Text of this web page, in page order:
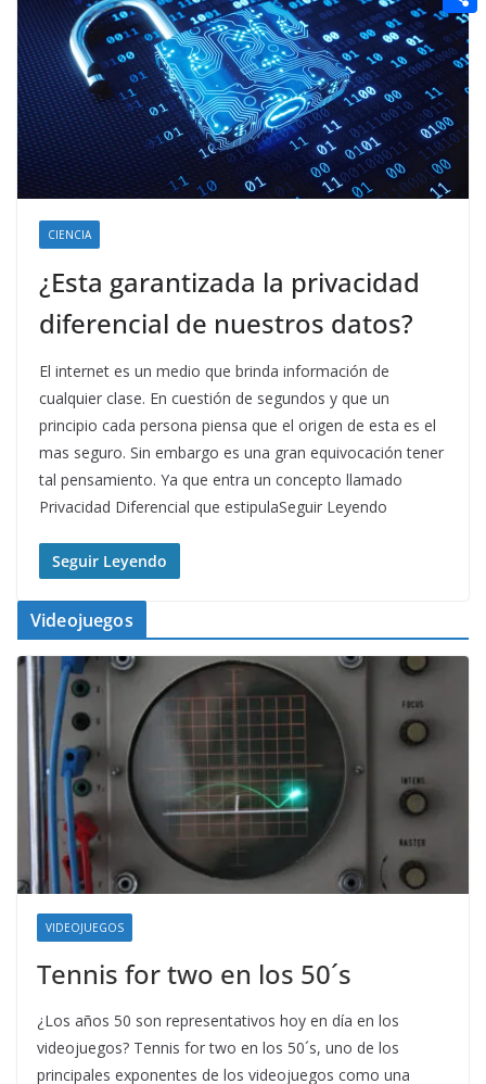
CIENCIA
¿Esta garantizada la privacidad
diferencial de nuestros datos?
El internet es un medio que brinda información de
cualquier clase. En cuestión de segundos y que un
principio cada persona piensa que el origen de esta es el
mas seguro. Sin embargo es una gran equivocación tener
tal pensamiento. Ya que entra un concepto llamado
Privacidad Diferencial que estipulaSeguir Leyendo
Seguir Leyendo
Videojuegos
VIDEOJUEGOS
Tennis for two en los 50´s
¿Los años 50 son representativos hoy en día en los
videojuegos? Tennis for two en los 50´s, uno de los
principales exponentes de los videojuegos como una
n
g
e
r
e
r
e
e
s
t
a
i
l
e
d
d
i
t
C
o
m
p
a
r